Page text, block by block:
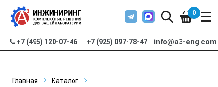
+7 (495) 120-07-46 +7 (925) 097-78-47 info@a3-eng.com
0
Главная
Каталог